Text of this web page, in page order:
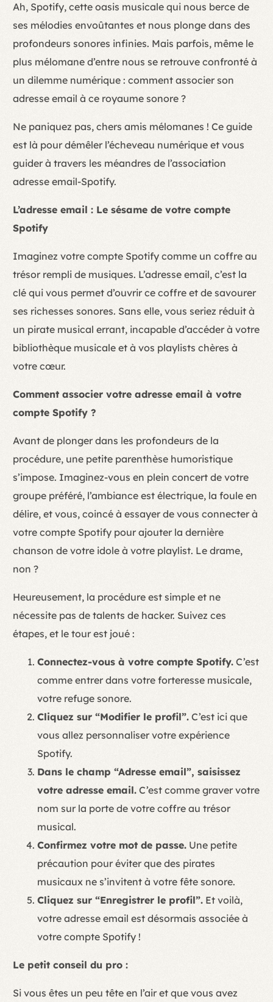
Ah, Spotify, cette oasis musicale qui nous berce de
ses mélodies envoûtantes et nous plonge dans des
profondeurs sonores infinies. Mais parfois, même le
plus mélomane d’entre nous se retrouve confronté à
un dilemme numérique : comment associer son
adresse email à ce royaume sonore ?
Ne paniquez pas, chers amis mélomanes ! Ce guide
est là pour démêler l’écheveau numérique et vous
guider à travers les méandres de l’association
adresse email-Spotify.
L’adresse email : Le sésame de votre compte
Spotify
Imaginez votre compte Spotify comme un coffre au
trésor rempli de musiques. L’adresse email, c’est la
clé qui vous permet d’ouvrir ce coffre et de savourer
ses richesses sonores. Sans elle, vous seriez réduit à
un pirate musical errant, incapable d’accéder à votre
bibliothèque musicale et à vos playlists chères à
votre cœur.
Comment associer votre adresse email à votre
compte Spotify ?
Avant de plonger dans les profondeurs de la
procédure, une petite parenthèse humoristique
s’impose. Imaginez-vous en plein concert de votre
groupe préféré, l’ambiance est électrique, la foule en
délire, et vous, coincé à essayer de vous connecter à
votre compte Spotify pour ajouter la dernière
chanson de votre idole à votre playlist. Le drame,
non ?
Heureusement, la procédure est simple et ne
nécessite pas de talents de hacker. Suivez ces
étapes, et le tour est joué :
Connectez-vous à votre compte Spotify. C’est
comme entrer dans votre forteresse musicale,
votre refuge sonore.
Cliquez sur “Modifier le profil”. C’est ici que
vous allez personnaliser votre expérience
Spotify.
Dans le champ “Adresse email”, saisissez
votre adresse email. C’est comme graver votre
nom sur la porte de votre coffre au trésor
musical.
Confirmez votre mot de passe. Une petite
précaution pour éviter que des pirates
musicaux ne s’invitent à votre fête sonore.
Cliquez sur “Enregistrer le profil”. Et voilà,
votre adresse email est désormais associée à
votre compte Spotify !
Le petit conseil du pro :
Si vous êtes un peu tête en l’air et que vous avez